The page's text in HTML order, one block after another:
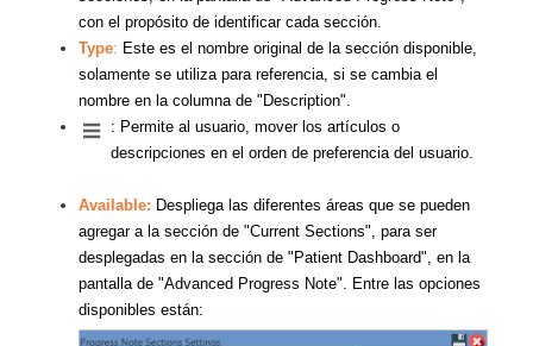
con el propósito de identificar cada sección.
Type: Este es el nombre original de la sección disponible,
solamente se utiliza para referencia, si se cambia el
nombre en la columna de "Description".
: Permite al usuario, mover los artículos o
descripciones en el orden de preferencia del usuario.
Available: Despliega las diferentes áreas que se pueden
agregar a la sección de "Current Sections", para ser
desplegadas en la sección de "Patient Dashboard", en la
pantalla de "Advanced Progress Note". Entre las opciones
disponibles están: